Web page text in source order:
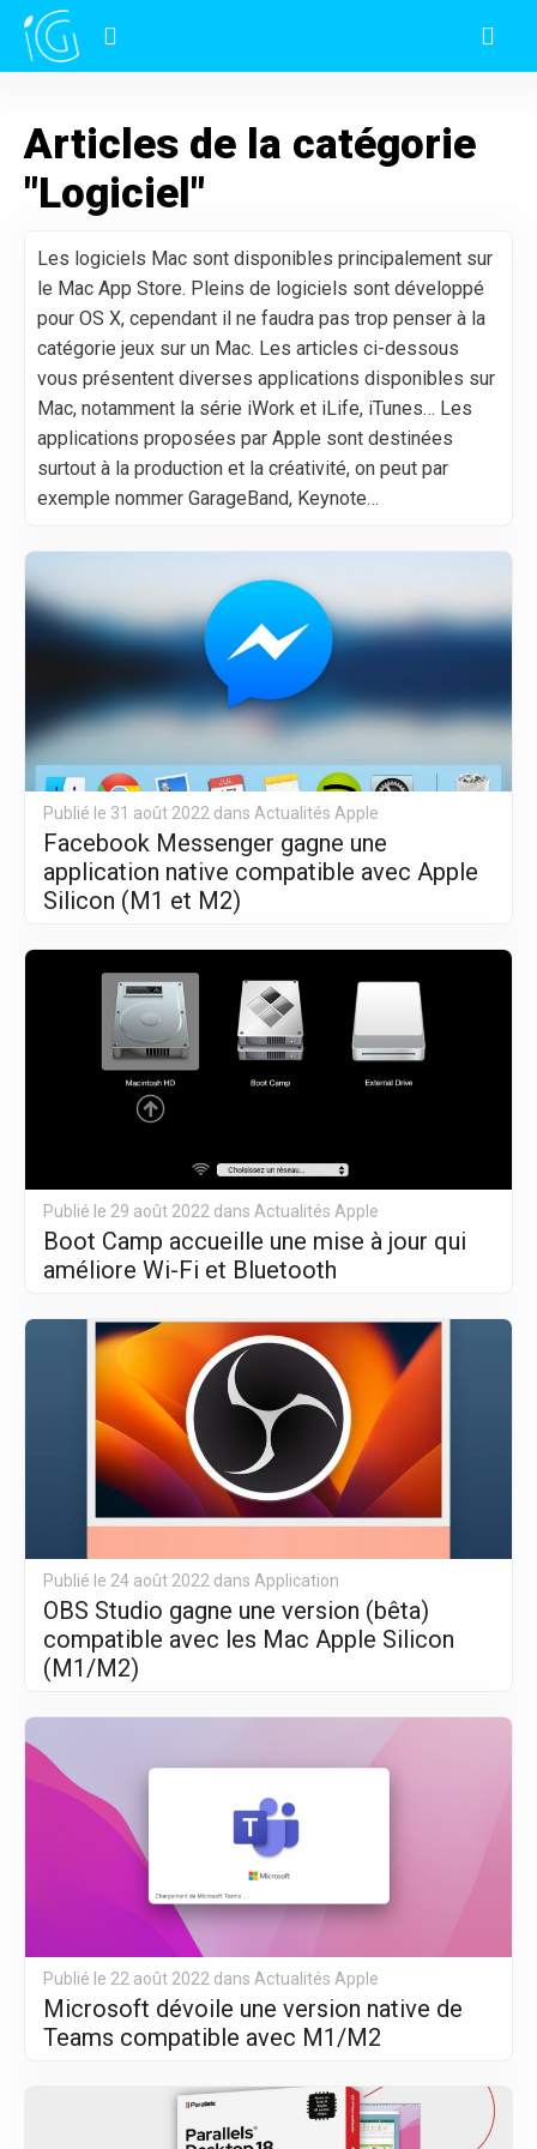
Articles de la catégorie
"Logiciel"
Les logiciels Mac sont disponibles principalement sur
le Mac App Store. Pleins de logiciels sont développé
pour OS X, cependant il ne faudra pas trop penser à la
catégorie jeux sur un Mac. Les articles ci-dessous
vous présentent diverses applications disponibles sur
Mac, notamment la série iWork et iLife, iTunes… Les
applications proposées par Apple sont destinées
surtout à la production et la créativité, on peut par
exemple nommer GarageBand, Keynote…
Facebook Messenger gagne une
application native compatible avec Apple
Silicon (M1 et M2)
Publié le 31 août 2022 dans Actualités Apple
Boot Camp accueille une mise à jour qui
améliore Wi-Fi et Bluetooth
Publié le 29 août 2022 dans Actualités Apple
OBS Studio gagne une version (bêta)
compatible avec les Mac Apple Silicon
(M1/M2)
Publié le 24 août 2022 dans Application
Microsoft dévoile une version native de
Teams compatible avec M1/M2
Publié le 22 août 2022 dans Actualités Apple